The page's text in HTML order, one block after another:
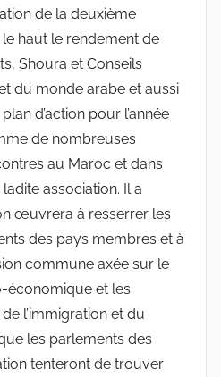
de la deuxième
haut le rendement de
Shoura et Conseils
du monde arabe et aussi
d’action pour l’année
de nombreuses
au Maroc et dans
association. Il a
œuvrera à resserrer les
des pays membres et à
commune axée sur le
économique et les
l’immigration et du
les parlements des
tenteront de trouver